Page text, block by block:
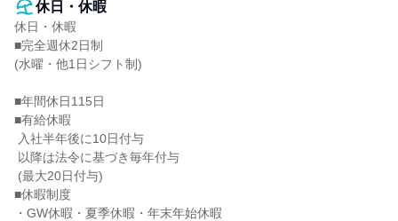
休日・休暇
休日・休暇
■完全週休2日制
(水曜・他1日シフト制)
■年間休日115日
■有給休暇
■休暇制度
・GW休暇・夏季休暇・年末年始休暇